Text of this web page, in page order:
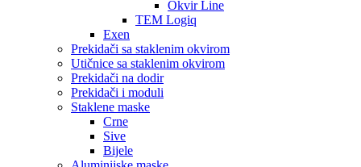
Okvir Line
TEM Logiq
Exen
Prekidači sa staklenim okvirom
Utičnice sa staklenim okvirom
Prekidači na dodir
Prekidači i moduli
Staklene maske
Crne
Sive
Bijele